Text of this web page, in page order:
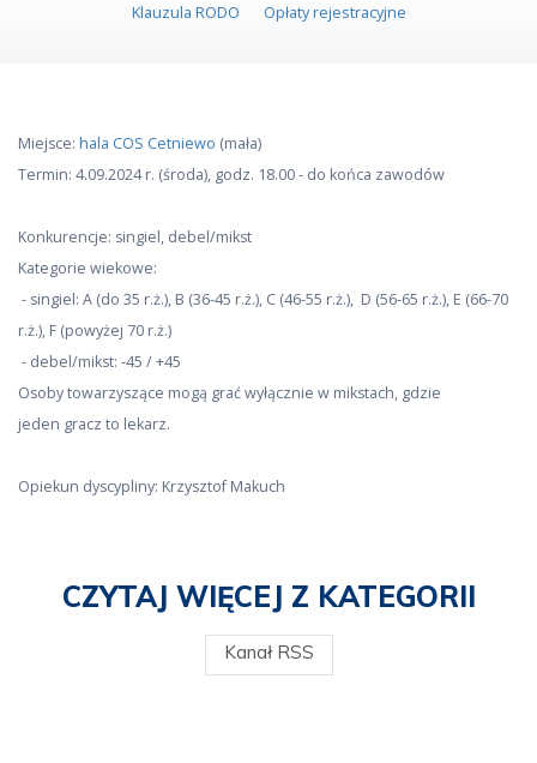
Klauzula RODO Opłaty rejestracyjne
Miejsce: hala COS Cetniewo (mała)
Termin: 4.09.2024 r. (środa), godz. 18.00 - do końca zawodów
Konkurencje: singiel, debel/mikst
Kategorie wiekowe:
- singiel: A (do 35 r.ż.), B (36-45 r.ż.), C (46-55 r.ż.), D (56-65 r.ż.), E (66-70
r.ż.), F (powyżej 70 r.ż.)
- debel/mikst: -45 / +45
Osoby towarzyszące mogą grać wyłącznie w mikstach, gdzie
jeden gracz to lekarz.
Opiekun dyscypliny: Krzysztof Makuch
CZYTAJ WIĘCEJ Z KATEGORII
Kanał RSS